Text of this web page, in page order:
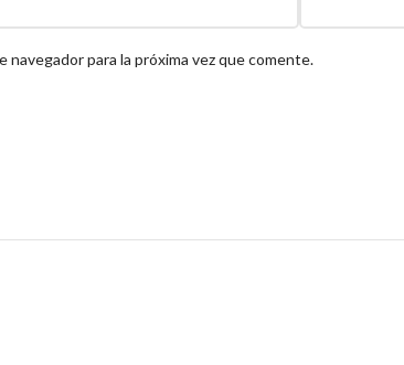
para la próxima vez que comente.